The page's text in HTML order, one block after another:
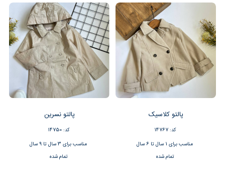
پالتو کلاسیک
کد: 14767
مناسب برای 1 سال تا 6 سال
تمام شده
پالتو نسرین
کد: 14750
مناسب برای 3 سال تا 9 سال
تمام شده